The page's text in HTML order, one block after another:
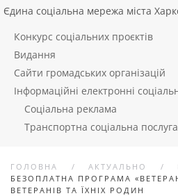
Єдина соціальна мережа міста
Конкурс соціальних проєктів
Видання
Сайти громадських організацій
Інформаційні електронні
Соціальна реклама
Транспортна соціальна послуга
ГОЛОВНА АКТУАЛЬНО
БЕЗОПЛАТНА ПРОГРАМА
ВЕТЕРАНІВ ТА ЇХНІХ РОДИН